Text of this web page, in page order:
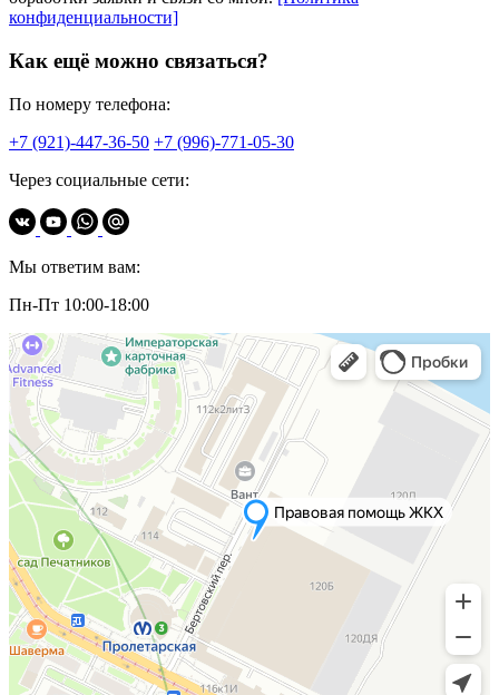
конфиденциальности]
Как ещё можно связаться?
По номеру телефона:
+7 (921)-447-36-50 +7 (996)-771-05-30
Через социальные сети:
Мы ответим вам:
Пн-Пт 10:00-18:00